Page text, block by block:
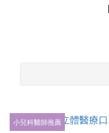
小兒科醫師推薦